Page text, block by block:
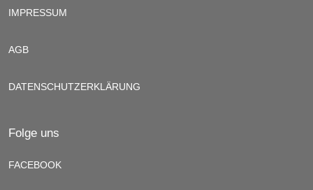
IMPRESSUM
AGB
DATENSCHUTZERKLÄRUNG
Folge uns
FACEBOOK